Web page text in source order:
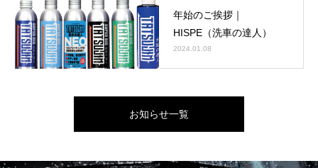
年始のご挨拶｜
HISPE（洗車の達人）
2024.01.08
お知らせ一覧